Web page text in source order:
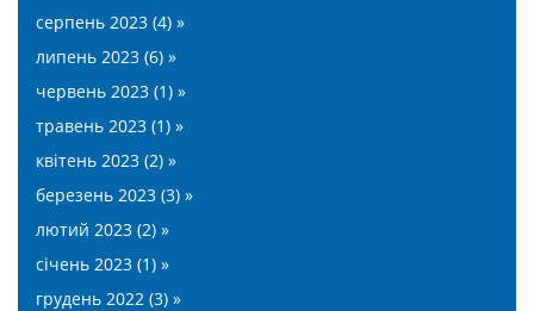
серпень 2023 (4) »
липень 2023 (6) »
червень 2023 (1) »
травень 2023 (1) »
квітень 2023 (2) »
березень 2023 (3) »
лютий 2023 (2) »
січень 2023 (1) »
грудень 2022 (3) »